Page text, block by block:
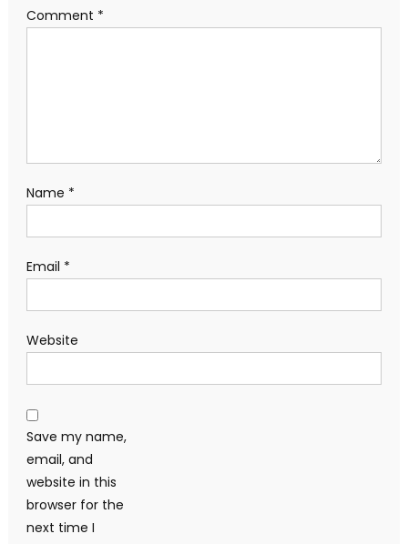
Comment *
Name *
Email *
Website
Save my name,
email, and
website in this
browser for the
next time I